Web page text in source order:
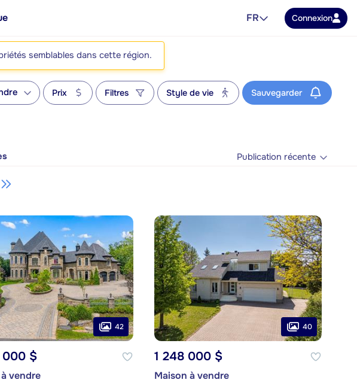
FR Connexion
semblables dans cette région.
Prix Filtres Style de vie Sauvegarder
Publication récente
42
$
vendre
40
1 248 000 $
Maison à vendre